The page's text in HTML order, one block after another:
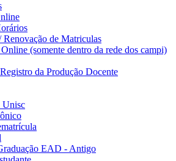
Renovação de Matriculas
(somente dentro da rede dos campi)
da Produção Docente
Unisc
EAD - Antigo